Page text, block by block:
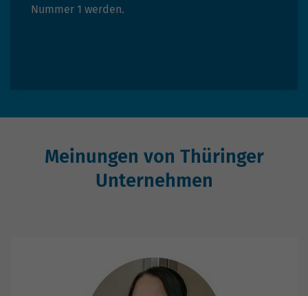
Nummer 1 werden.
Meinungen von Thüringer
Unternehmen